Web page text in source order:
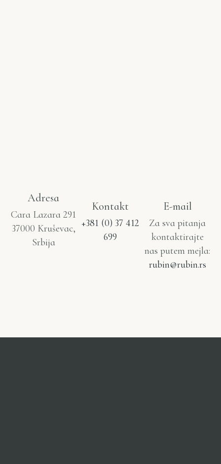
Adresa
Cara Lazara 291
37000 Kruševac,
Srbija
Kontakt
+381 (0) 37 412
699
E-mail
Za sva pitanja
kontaktirajte
nas putem mejla:
rubin@rubin.rs